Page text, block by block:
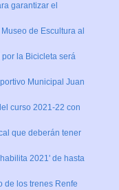
garantizar el
de Escultura al
por la Bicicleta será
Municipal Juan
curso 2021-22 con
que deberán tener
2021' de hasta
de los trenes Renfe